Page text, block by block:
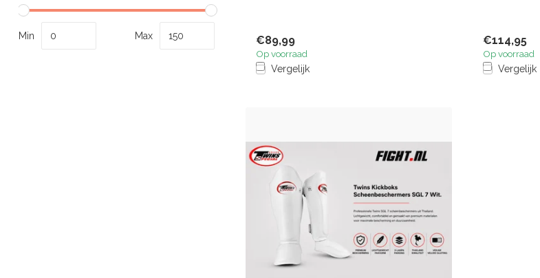
Min Max €89,99
Op voorraad
Vergelijk
€114,95
Op voorraad
Vergelijk